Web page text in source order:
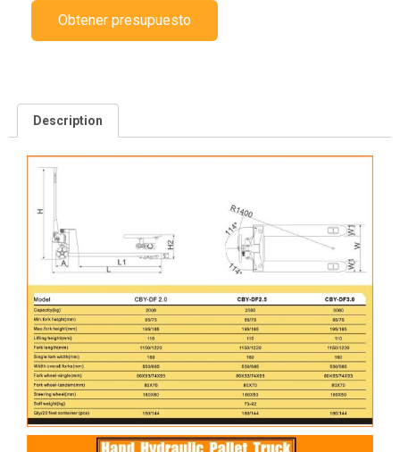
Obtener presupuesto
Description